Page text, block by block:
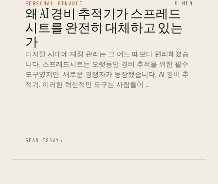
PERSONAL FINANCE 5 MIN
왜 AI 경비 추적기가 스프레드
시트를 완전히 대체하고 있는
가
디지털 시대에 재정 관리는 그 어느 때보다 편리해졌습
니다. 스프레드시트는 오랫동안 경비 추적을 위한 필수
도구였지만, 새로운 경쟁자가 등장했습니다: AI 경비 추
적기. 이러한 혁신적인 도구는 사람들이 …
READ ESSAY→